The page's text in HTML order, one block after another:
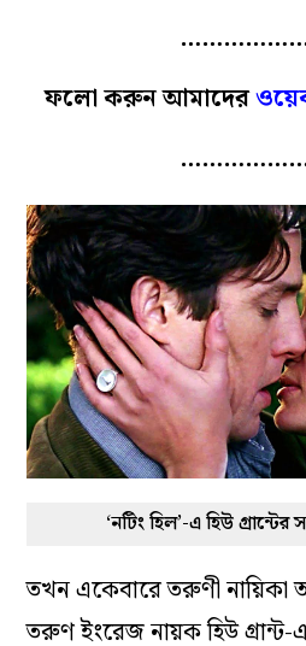
ফলো করুন আমাদের
‘নটিং হিল’-এ হিউ গ্রান্টের
তখন একেবারে তরুণী
তরুণ ইংরেজ নায়ক হিউ গ্রান্ট-